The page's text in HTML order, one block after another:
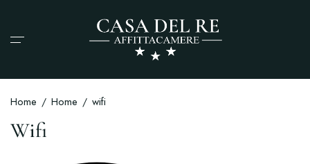
Home Home wifi
Wifi